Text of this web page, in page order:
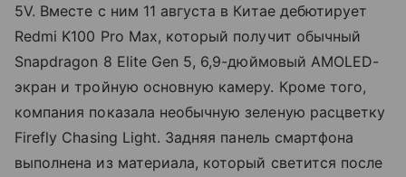
5V. Вместе с ним 11 августа в Китае дебютирует
Redmi K100 Pro Max, который получит обычный
Snapdragon 8 Elite Gen 5, 6,9-дюймовый AMOLED-
экран и тройную основную камеру. Кроме того,
компания показала необычную зеленую расцветку
Firefly Chasing Light. Задняя панель смартфона
выполнена из материала, который светится после